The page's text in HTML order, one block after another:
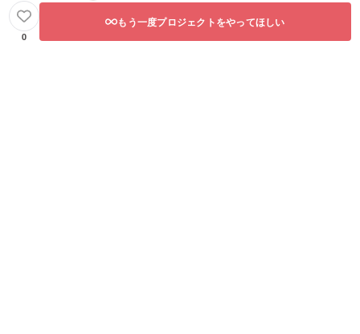
0
もう一度プロジェクトをやってほしい